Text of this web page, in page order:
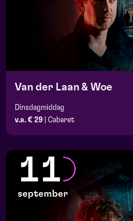
Van der Laan & Woe
Dinsdagmiddag
v.a. € 29
Cabaret
11
september